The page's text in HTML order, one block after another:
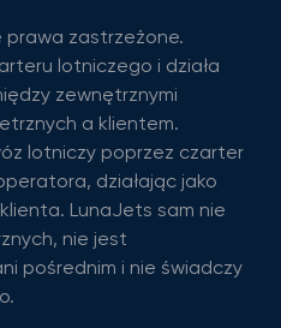
prawa zastrzeżone.
lotniczego i działa
zewnętrznymi
a klientem.
lotniczy poprzez czarter
działając jako
LunaJets sam nie
nie jest
pośrednim i nie świadczy